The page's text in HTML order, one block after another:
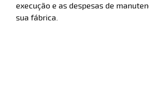
execução e as despesas de
sua fábrica.